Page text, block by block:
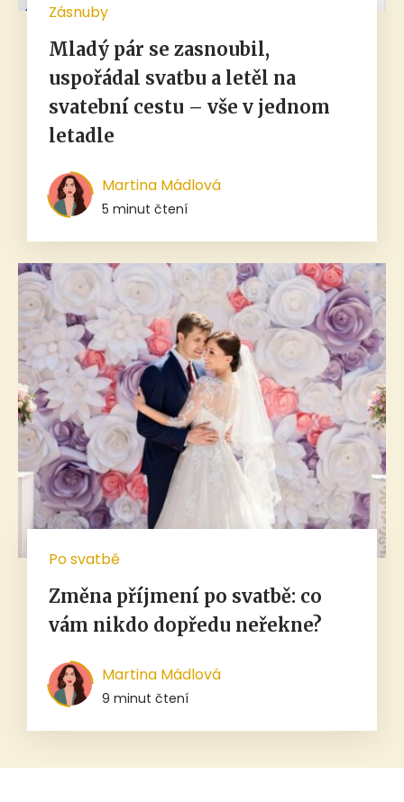
Zásnuby
Mladý pár se zasnoubil,
uspořádal svatbu a letěl na
svatební cestu – vše v jednom
letadle
Martina Mádlová
5 minut čtení
Po svatbě
Změna příjmení po svatbě: co
vám nikdo dopředu neřekne?
Martina Mádlová
9 minut čtení